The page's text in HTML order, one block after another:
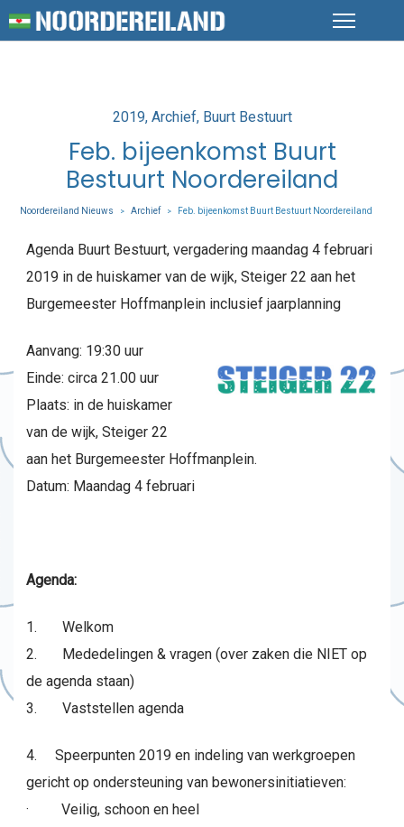
Posted
2019 Archief Buurt Bestuurt
Feb. bijeenkomst Buurt
Bestuurt Noordereiland
Noordereiland Nieuws > Archief > Feb. bijeenkomst Buurt Bestuurt Noordereiland
Agenda Buurt Bestuurt, vergadering maandag 4 februari
2019 in de huiskamer van de wijk, Steiger 22 aan het
Burgemeester Hoffmanplein inclusief jaarplanning
Aanvang: 19:30 uur
Einde: circa 21.00 uur
Plaats: in de huiskamer
van de wijk, Steiger 22
aan het Burgemeester Hoffmanplein.
Datum: Maandag 4 februari
Agenda:
1. Welkom
2. Mededelingen & vragen (over zaken die NIET op
de agenda staan)
3. Vaststellen agenda
4. Speerpunten 2019 en indeling van werkgroepen
gericht op ondersteuning van bewonersinitiatieven:
· Veilig, schoon en heel